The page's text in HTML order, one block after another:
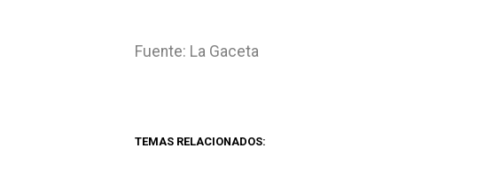
Fuente: La Gaceta
TEMAS RELACIONADOS: